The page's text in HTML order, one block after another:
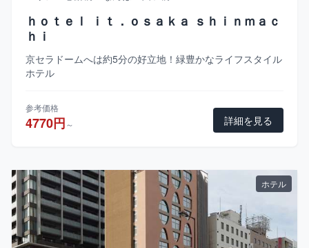
ｈｏｔｅｌ ｉｔ．ｏｓａｋａ ｓｈｉｎｍａｃ
ｈｉ
京セラドームへは約5分の好立地！緑豊かなライフスタイル
ホテル
参考価格
4770円～ 詳細を見る
ホテル